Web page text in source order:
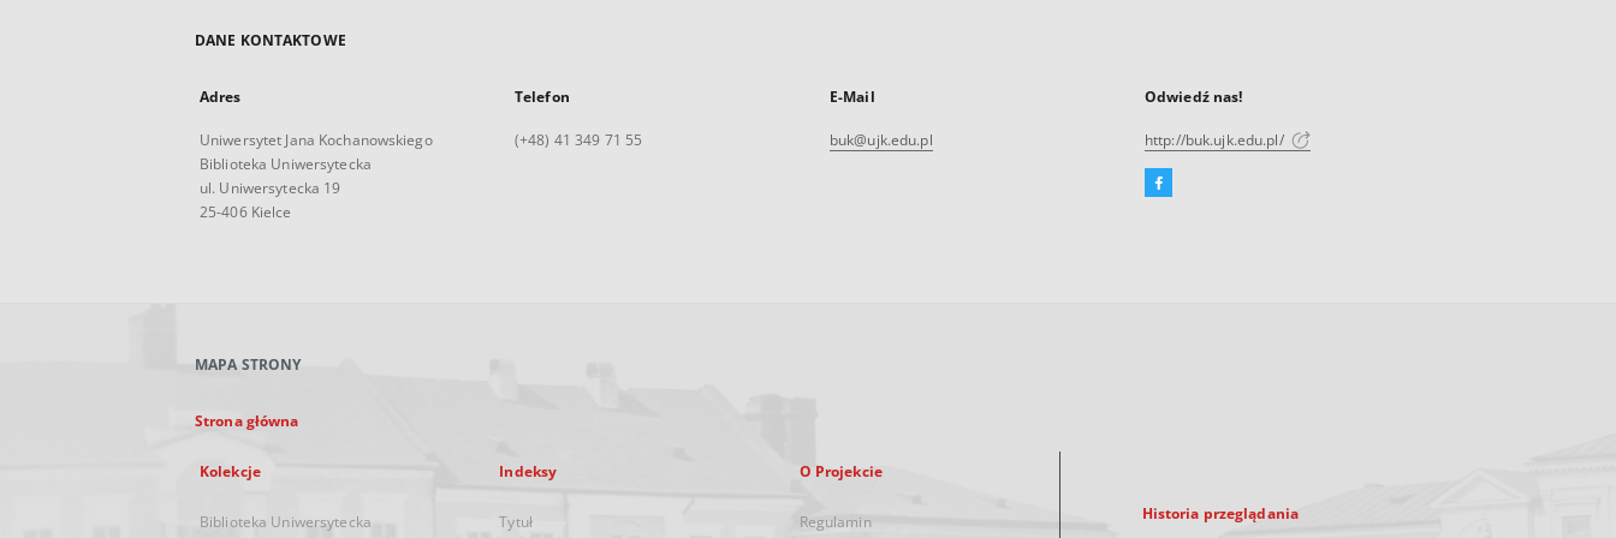
DANE KONTAKTOWE
Adres
Uniwersytet Jana Kochanowskiego
Biblioteka Uniwersytecka
ul. Uniwersytecka 19
25-406 Kielce
Telefon
(+48) 41 349 71 55
E-Mail
buk@ujk.edu.pl
Odwiedź nas!
http://buk.ujk.edu.pl/
Facebook
MAPA STRONY
Strona główna
Kolekcje
Biblioteka Uniwersytecka
Indeksy
Tytuł
O Projekcie
Regulamin Historia przeglądania